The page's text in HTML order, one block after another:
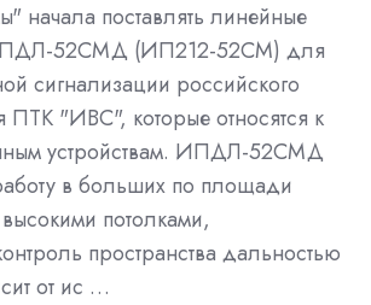
начала поставлять линейные
52СМД (ИП212-52СМ) для
сигнализации российского
ПТК "ИВС", которые относятся к
устройствам. ИПДЛ-52СМД
в больших по площади
потолками,
пространства дальностью
от ис …